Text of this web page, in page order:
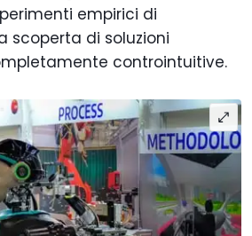
empirici di
scoperta di soluzioni
controintuitive.